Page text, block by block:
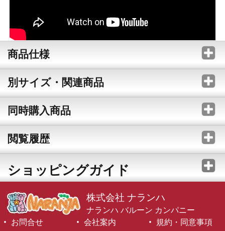
商品仕様
別サイズ・関連商品
同時購入商品
閲覧履歴
ショッピングガイド
株式会社 ナランハ
ナランハ バルーン カンパニー
お問合せ
会社案内 規約・同意事項